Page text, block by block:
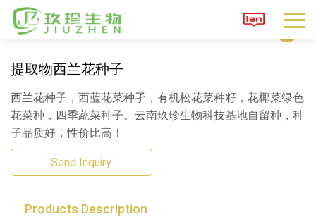
1/0
提取物西兰花种子
西兰花种子，西蓝花菜种孑，有机松花菜种籽，花椰菜绿色
花菜种，四季蔬菜种子。云南玖珍生物科技基地自留种，种
子品质好，性价比高！
Send Inquiry
Products Description